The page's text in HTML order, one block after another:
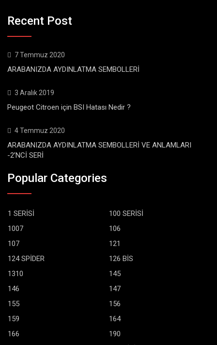
Recent Post
7 Temmuz 2020
ARABANIZDA AYDINLATMA SEMBOLLERİ
3 Aralık 2019
Peugeot Citroen için BSI Hatası Nedir ?
4 Temmuz 2020
ARABANIZDA AYDINLATMA SEMBOLLERİ VE ANLAMLARI
-2’NCİ SERİ
Popular Categories
1 SERİSİ
100 SERİSİ
1007
106
107
121
124 SPİDER
126 BİS
1310
145
146
147
155
156
159
164
166
190